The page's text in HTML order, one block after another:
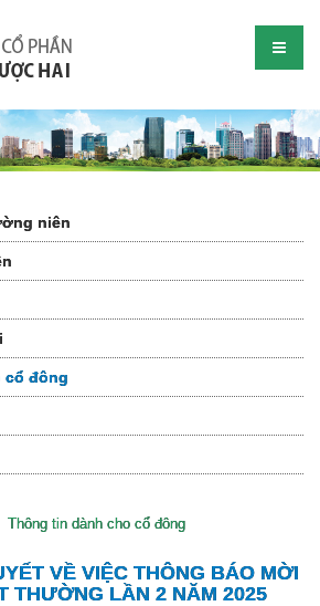
niên
đông
Thông tin dành cho cổ đông
VỀ VIỆC THÔNG BÁO MỜI
THƯỜNG LẦN 2 NĂM 2025